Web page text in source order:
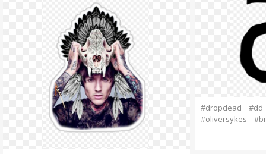
#dropdead
#dd
#oliversykes